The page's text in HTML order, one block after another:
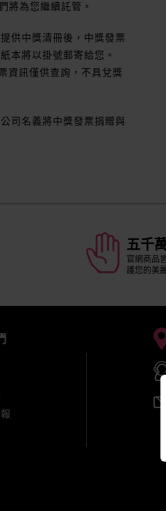
將為您繼續託管。
供中獎清冊後，中獎發票
本將以掛號郵寄給您。
資訊僅供查詢，不具兌獎
司名義將中獎發票捐贈與
五千
官網商品
護您的美